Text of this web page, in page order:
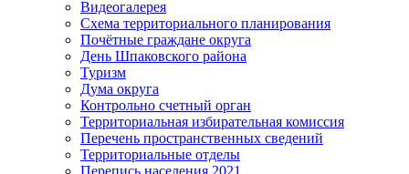
Видеогалерея
Схема территориального планирования
Почётные граждане округа
День Шпаковского района
Туризм
Дума округа
Контрольно счетный орган
Территориальная избирательная комиссия
Перечень пространственных сведений
Территориальные отделы